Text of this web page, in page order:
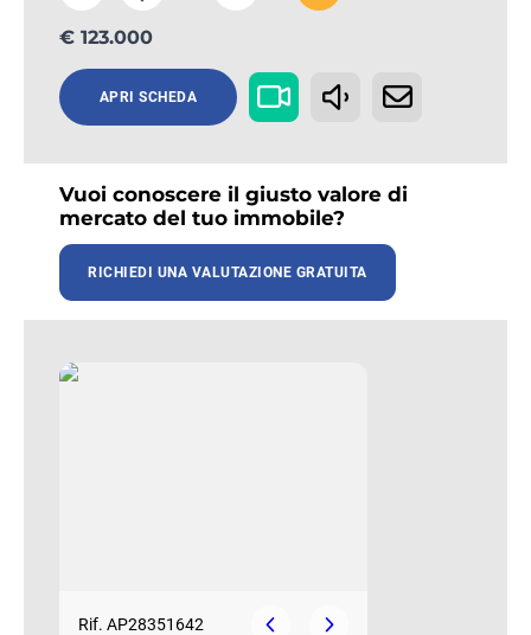
€ 123.000
APRI SCHEDA
Vuoi conoscere il giusto valore di
mercato del tuo immobile?
RICHIEDI UNA VALUTAZIONE GRATUITA
Rif. AP28351642